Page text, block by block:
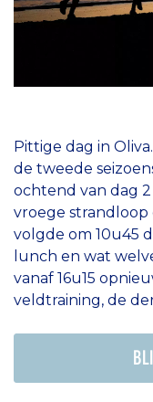
Pittige dag in
de tweede
ochtend van dag
vroege strandloop
volgde om 10u45
lunch en wat
vanaf 16u15
veldtraining, de